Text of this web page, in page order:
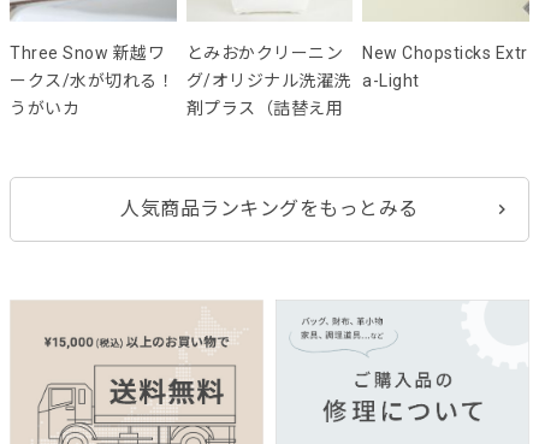
Three Snow 新越ワ
ークス/水が切れる！
うがいカ
とみおかクリーニン
グ/オリジナル洗濯洗
剤プラス（詰替え用
New Chopsticks Extr
a-Light
人気商品ランキングをもっとみる